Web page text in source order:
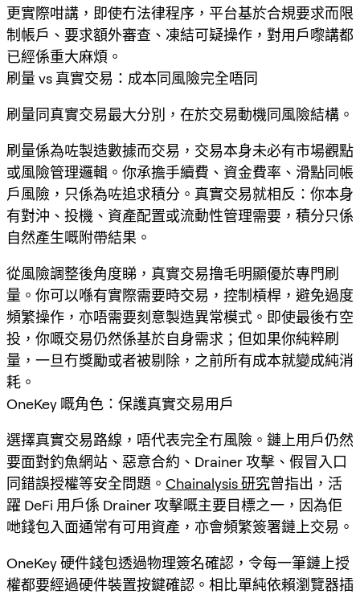
更實際咁講，即使冇法律程序，平台基於合規要求而限
制帳戶、要求額外審查、凍結可疑操作，對用戶嚟講都
已經係重大麻煩。
刷量 vs 真實交易：成本同風險完全唔同
刷量同真實交易最大分別，在於交易動機同風險結構。
刷量係為咗製造數據而交易，交易本身未必有市場觀點
或風險管理邏輯。你承擔手續費、資金費率、滑點同帳
戶風險，只係為咗追求積分。真實交易就相反：你本身
有對沖、投機、資產配置或流動性管理需要，積分只係
自然產生嘅附帶結果。
從風險調整後角度睇，真實交易撸毛明顯優於專門刷
量。你可以喺有實際需要時交易，控制槓桿，避免過度
頻繁操作，亦唔需要刻意製造異常模式。即使最後冇空
投，你嘅交易仍然係基於自身需求；但如果你純粹刷
量，一旦冇獎勵或者被剔除，之前所有成本就變成純消
耗。
OneKey 嘅角色：保護真實交易用戶
選擇真實交易路線，唔代表完全冇風險。鏈上用戶仍然
要面對釣魚網站、惡意合約、Drainer 攻擊、假冒入口
同錯誤授權等安全問題。 Chainalysis 研究曾指出，活
躍 DeFi 用戶係 Drainer 攻擊嘅主要目標之一，因為佢
哋錢包入面通常有可用資產，亦會頻繁簽署鏈上交易。
OneKey 硬件錢包透過物理簽名確認，令每一筆鏈上授
權都要經過硬件裝置按鍵確認。相比單純依賴瀏覽器插